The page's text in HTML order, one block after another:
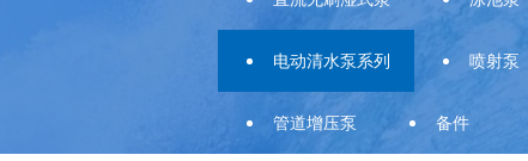
电动清水泵系列 喷射泵
管道增压泵 备件